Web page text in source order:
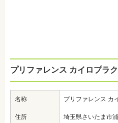
プリファレンス カイロプラ
名称 プリファレンス カ
住所 埼玉県さいたま市